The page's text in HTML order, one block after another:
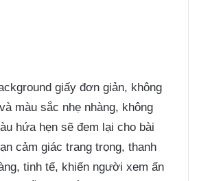
giấy đơn giản, không
màu sắc nhẹ nhàng, không
hứa hẹn sẽ đem lại cho bài
cảm giác trang trọng, thanh
tinh tế, khiến người xem ấn